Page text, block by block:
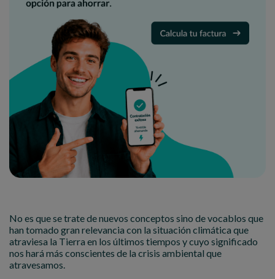
No es que se trate de nuevos conceptos sino de vocablos que
han tomado gran relevancia con la situación climática que
atraviesa la Tierra en los últimos tiempos y cuyo significado
nos hará más conscientes de la crisis ambiental que
atravesamos.